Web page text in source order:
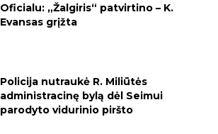
Oficialu: „Žalgiris“ patvirtino – K.
Evansas grįžta
Policija nutraukė R. Miliūtės
administracinę bylą dėl Seimui
parodyto vidurinio piršto